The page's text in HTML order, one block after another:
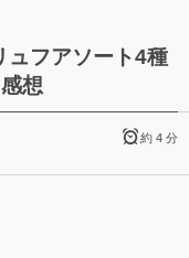
ュフアソート4種
想
約 4 分